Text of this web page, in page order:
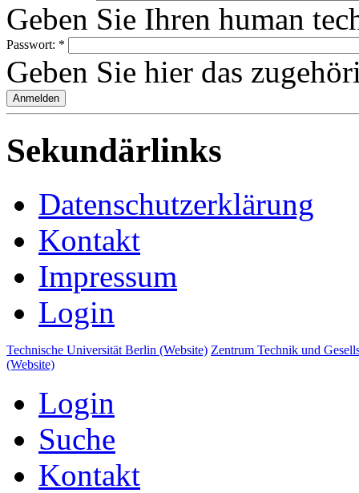
Geben Sie Ihren human
Passwort: *
Geben Sie hier das
Sekundärlinks
Datenschutzerklärung
Kontakt
Impressum
Login
Technische Universität Berlin (Website) Zentrum Technik und
(Website)
Login
Suche
Kontakt